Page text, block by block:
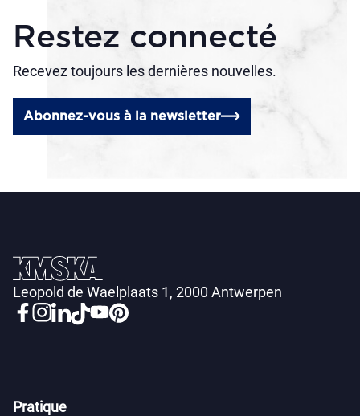
Restez connecté
Recevez toujours les dernières nouvelles.
Abonnez-vous à la newsletter
Leopold de Waelplaats 1, 2000 Antwerpen
Pratique